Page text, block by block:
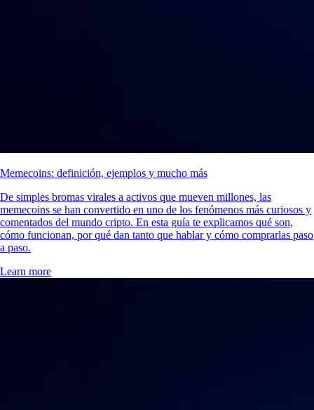
Memecoins: definición, ejemplos y mucho más
De simples bromas virales a activos que mueven millones, las
memecoins se han convertido en uno de los fenómenos más curiosos y
comentados del mundo cripto. En esta guía te explicamos qué son,
cómo funcionan, por qué dan tanto que hablar y cómo comprarlas paso
a paso.
Learn more